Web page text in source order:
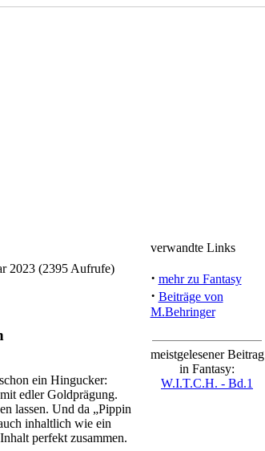
2023 (2395 Aufrufe)
ein Hingucker:
edler Goldprägung.
lassen. Und da „Pippin
inhaltlich wie ein
perfekt zusammen.
verwandte Links
· mehr zu Fantasy
· Beiträge von
M.Behringer
meistgelesener Beitrag
in Fantasy:
W.I.T.C.H. - Bd.1